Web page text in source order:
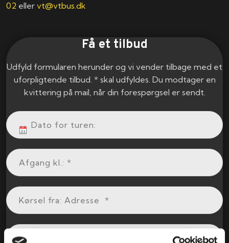
02 ellervt@vtbus.dk
Få et tilbud
Udfyld formularen herunder og vi vender tilbage med et
uforpligtende tilbud. * skal udfyldes. Du modtager en
kvittering på mail, når din forespørgsel er sendt.